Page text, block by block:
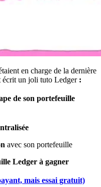
en charge de la dernière
un joli tuto Ledger:
de son portefeuille
avec son portefeuille
Ledger à gagner
mais essai gratuit)